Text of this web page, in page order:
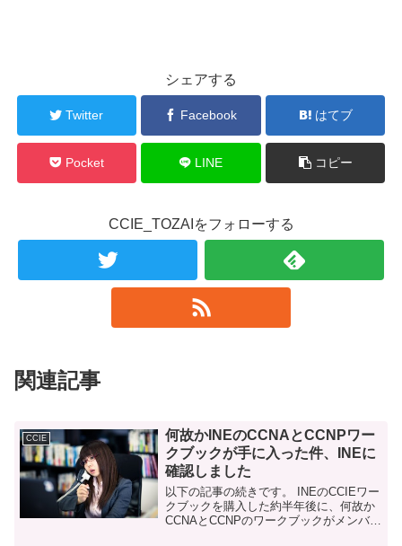
シェアする
Twitter Facebook はてブ
Pocket LINE コピー
CCIE_TOZAIをフォローする
関連記事
CCIE
何故かINEのCCNAとCCNPワー
クブックが手に入った件、INEに
確認しました
以下の記事の続きです。 INEのCCIEワー
クブックを購入した約半年後に、何故か
CCNAとCCNPのワークブックがメンバー